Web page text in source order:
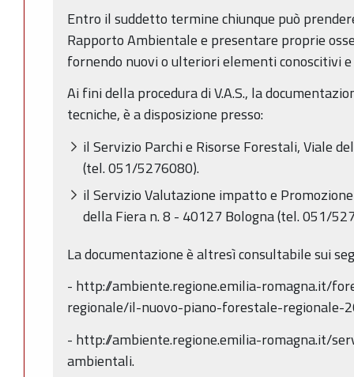
Entro il suddetto termine chiunque può
Rapporto Ambientale e presentare proprie
fornendo nuovi o ulteriori elementi conoscitivi
Ai fini della procedura di V.A.S., la
tecniche, è a disposizione presso:
il Servizio Parchi e Risorse Forestali, Viale
(tel. 051/5276080).
il Servizio Valutazione impatto e
della Fiera n. 8 - 40127 Bologna (tel. 051/
La documentazione è altresì consultabile sui
- http://ambiente.regione.emilia-romagna.it/
regionale/il-nuovo-piano-forestale-regionale-
- http://ambiente.regione.emilia-romagna.it/
ambientali.